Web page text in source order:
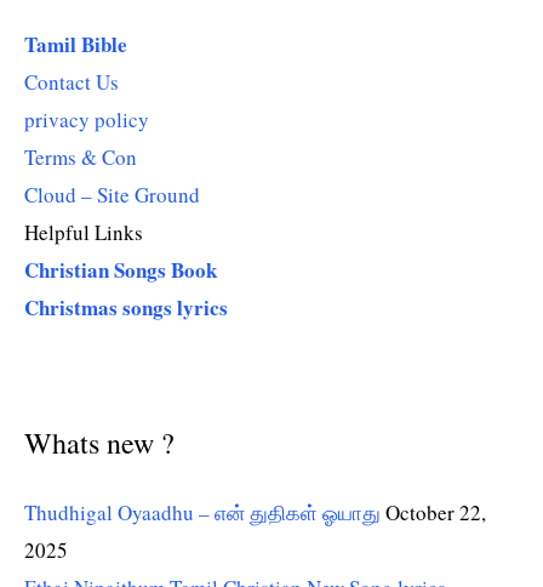
Tamil Bible
Contact Us
privacy policy
Terms & Con
Cloud – Site Ground
Helpful Links
Christian Songs Book
Christmas songs lyrics
Whats new ?
Thudhigal Oyaadhu – என் துதிகள் ஓயாது October 22,
2025